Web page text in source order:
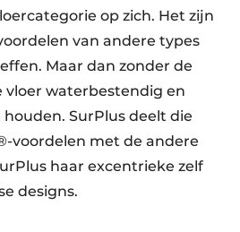
op zich. Het zijn
van andere types
Maar dan zonder de
vloer waterbestendig en
SurPlus deelt die
voordelen met de andere
haar excentrieke zelf
designs.